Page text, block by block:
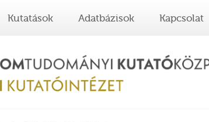
Kutatások Adatbázisok Kapcsolat